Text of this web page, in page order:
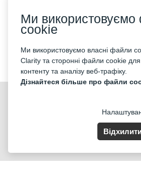
Політика
Контакти
Nummer der Firma: 40221
Ми
cookie
Ми використовуємо власні файли
Clarity та сторонні файли cookie для
контенту та аналізу веб-трафіку.
Дізнайтеся більше про файли